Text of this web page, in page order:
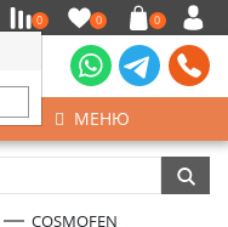
0 0 0
МЕНЮ
COSMOFEN